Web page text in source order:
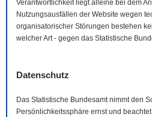
Verantwortlichkeit liegt alleine bei dem
Nutzungsausfällen der Website wegen
organisatorischer Störungen bestehen
welcher Art - gegen das Statistische
Datenschutz
Das Statistische Bundesamt nimmt den
Persönlichkeitssphäre ernst und